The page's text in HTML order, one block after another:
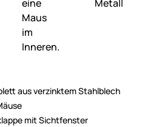
aus verzinktem Stahlblech
mit Sichtfenster